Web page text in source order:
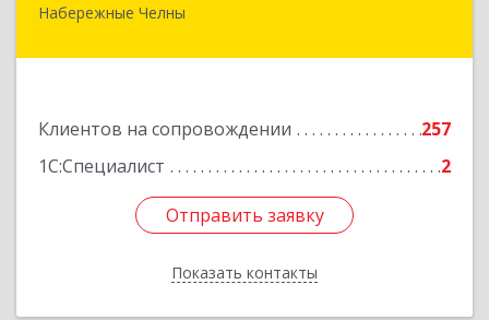
Набережные Челны
Клиентов на сопровождении
257
1С:Специалист
2
Отправить заявку
Показать контакты
423832, Татарстан Респ, Набережные Челны г,
Отправить заявку
Назад